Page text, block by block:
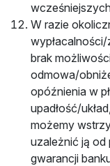
W razie
brak
odmowa/
opóźnienia w
upadłość/
możemy
uzależnić ją od
gwarancji